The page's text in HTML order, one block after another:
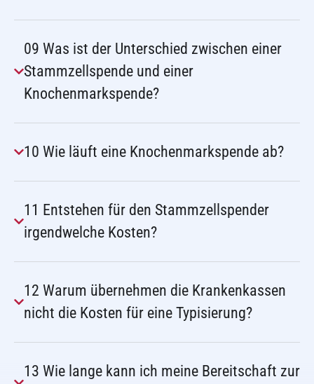
09 Was ist der Unterschied zwischen einer
Stammzellspende und einer
Knochenmarkspende?
10 Wie läuft eine Knochenmarkspende ab?
11 Entstehen für den Stammzellspender
irgendwelche Kosten?
12 Warum übernehmen die Krankenkassen
nicht die Kosten für eine Typisierung?
13 Wie lange kann ich meine Bereitschaft zur